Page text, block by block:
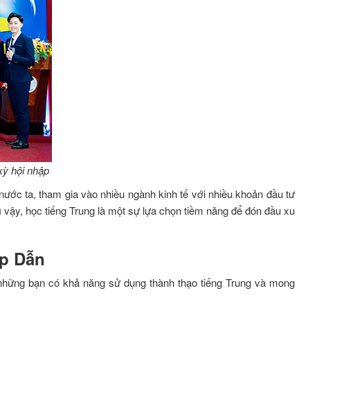
hội nhập
ta, tham gia vào nhiều ngành kinh tế với nhiều khoản đầu tư
học tiếng Trung là một sự lựa chọn tiềm năng để đón đầu xu
Dẫn
bạn có khả năng sử dụng thành thạo tiếng Trung và mong